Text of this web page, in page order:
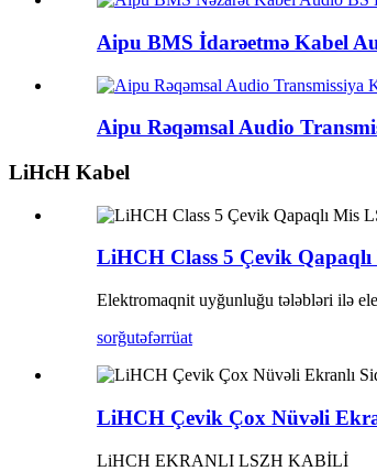
Aipu BMS İdarəetmə Kabel
Aipu Rəqəmsal Audio
LiHcH Kabel
LiHCH Class 5 Çevik
Elektromaqnit uyğunluğu tələbləri ilə
sorğutəfərrüat
LiHCH Çevik Çox Nüvəli
LiHCH EKRANLI LSZH KABİLİ